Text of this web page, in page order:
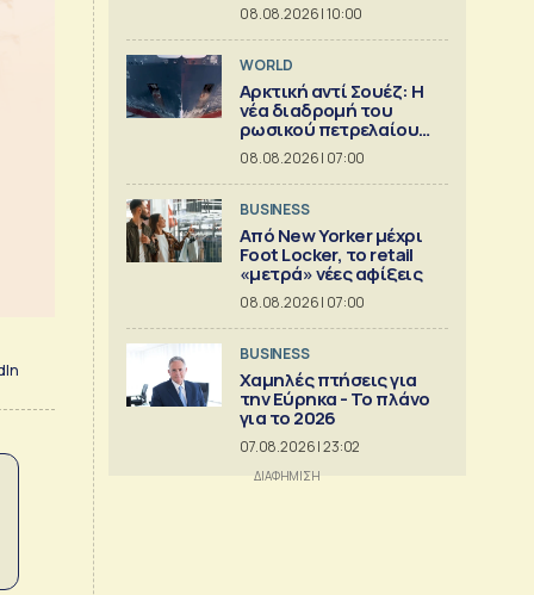
08.08.2026 | 10:00
WORLD
Αρκτική αντί Σουέζ: Η
νέα διαδρομή του
ρωσικού πετρελαίου
[Γράφημα]
08.08.2026 | 07:00
BUSINESS
Από New Yorker μέχρι
Foot Locker, το retail
«μετρά» νέες αφίξεις
08.08.2026 | 07:00
BUSINESS
Χαμηλές πτήσεις για
την Εύρηκα - Το πλάνο
για το 2026
07.08.2026 | 23:02